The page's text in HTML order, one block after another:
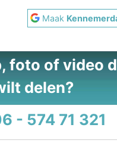
Maak
foto of video
delen?
- 574 71 321